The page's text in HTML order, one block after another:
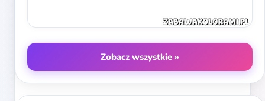
Zobacz wszystkie »